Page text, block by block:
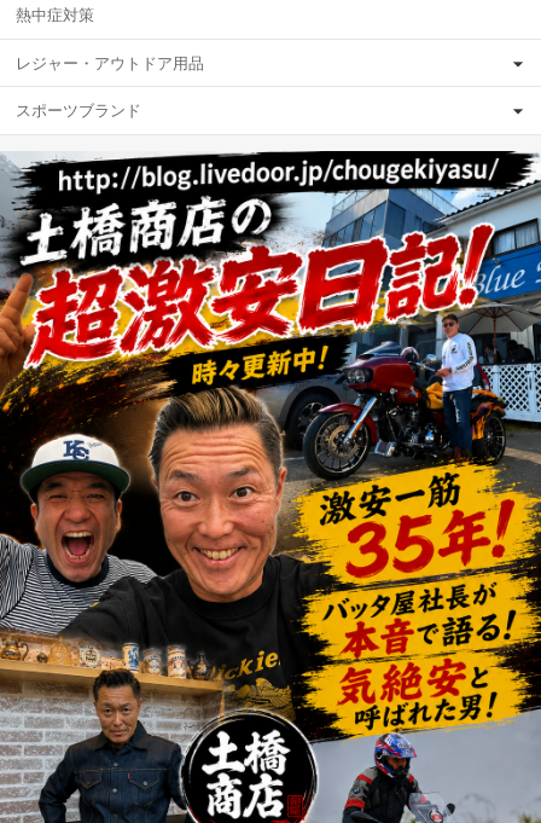
熱中症対策
レジャー・アウトドア用品
スポーツブランド